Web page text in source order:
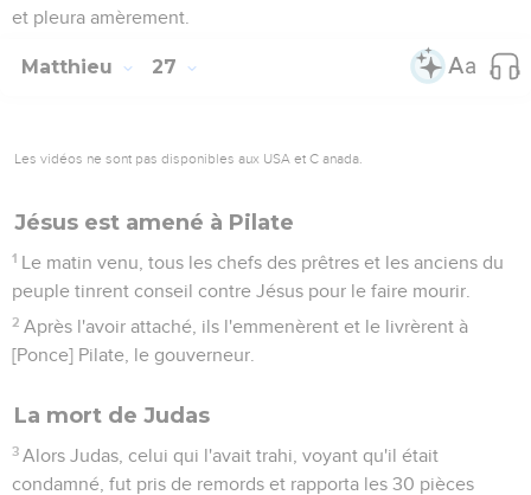
et pleura amèrement.
Matthieu 27
Les vidéos ne sont pas disponibles aux USA et C anada.
Jésus est amené à Pilate
1 Le matin venu, tous les chefs des prêtres et les anciens du
peuple tinrent conseil contre Jésus pour le faire mourir.
2 Après l'avoir attaché, ils l'emmenèrent et le livrèrent à
[Ponce] Pilate, le gouverneur.
La mort de Judas
3 Alors Judas, celui qui l'avait trahi, voyant qu'il était
condamné, fut pris de remords et rapporta les 30 pièces